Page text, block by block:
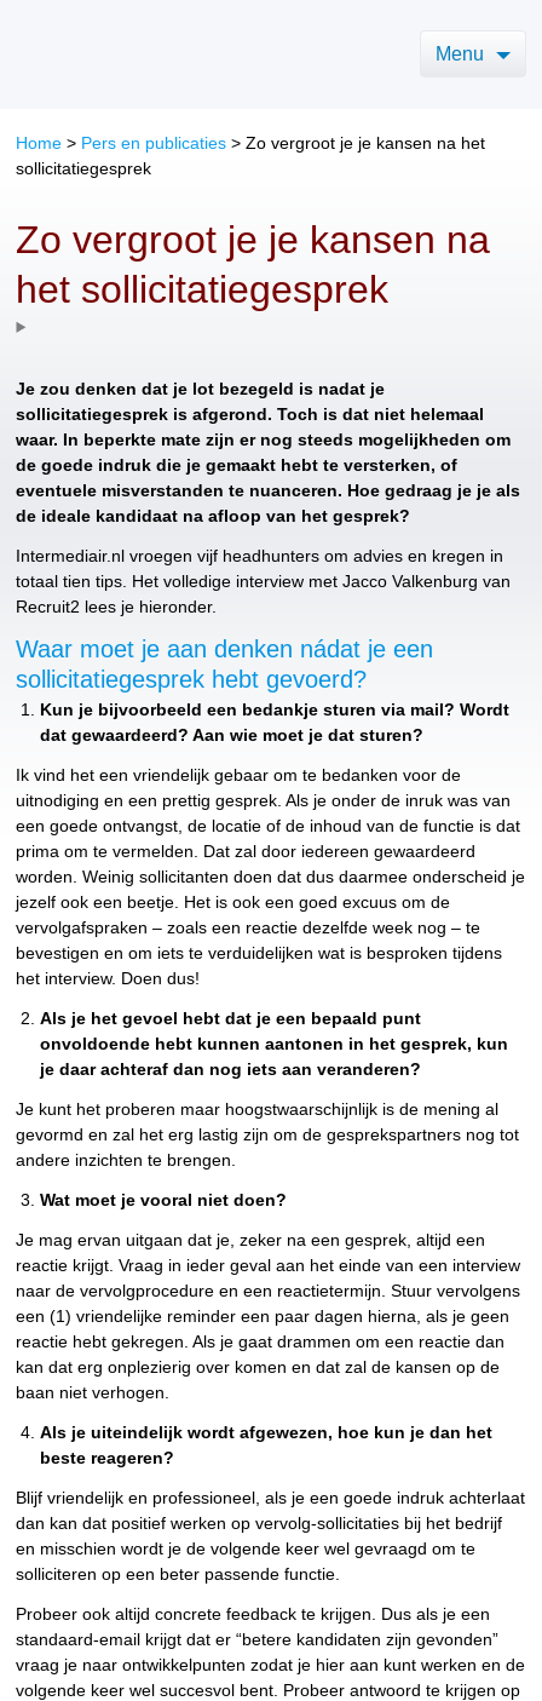
Menu
Home > Pers en publicaties >Zo vergroot je je kansen na het
sollicitatiegesprek
Zo vergroot je je kansen na
het sollicitatiegesprek
Je zou denken dat je lot bezegeld is nadat je
sollicitatiegesprek is afgerond. Toch is dat niet helemaal
waar. In beperkte mate zijn er nog steeds mogelijkheden om
de goede indruk die je gemaakt hebt te versterken, of
eventuele misverstanden te nuanceren. Hoe gedraag je je als
de ideale kandidaat na afloop van het gesprek?
Intermediair.nl vroegen vijf headhunters om advies en kregen in
totaal tien tips. Het volledige interview met Jacco Valkenburg van
Recruit2 lees je hieronder.
Waar moet je aan denken nádat je een
sollicitatiegesprek hebt gevoerd?
Kun je bijvoorbeeld een bedankje sturen via mail? Wordt
dat gewaardeerd? Aan wie moet je dat sturen?
Ik vind het een vriendelijk gebaar om te bedanken voor de
uitnodiging en een prettig gesprek. Als je onder de inruk was van
een goede ontvangst, de locatie of de inhoud van de functie is dat
prima om te vermelden. Dat zal door iedereen gewaardeerd
worden. Weinig sollicitanten doen dat dus daarmee onderscheid je
jezelf ook een beetje. Het is ook een goed excuus om de
vervolgafspraken – zoals een reactie dezelfde week nog – te
bevestigen en om iets te verduidelijken wat is besproken tijdens
het interview. Doen dus!
Als je het gevoel hebt dat je een bepaald punt
onvoldoende hebt kunnen aantonen in het gesprek, kun
je daar achteraf dan nog iets aan veranderen?
Je kunt het proberen maar hoogstwaarschijnlijk is de mening al
gevormd en zal het erg lastig zijn om de gesprekspartners nog tot
andere inzichten te brengen.
Wat moet je vooral niet doen?
Je mag ervan uitgaan dat je, zeker na een gesprek, altijd een
reactie krijgt. Vraag in ieder geval aan het einde van een interview
naar de vervolgprocedure en een reactietermijn. Stuur vervolgens
een (1) vriendelijke reminder een paar dagen hierna, als je geen
reactie hebt gekregen. Als je gaat drammen om een reactie dan
kan dat erg onplezierig over komen en dat zal de kansen op de
baan niet verhogen.
Als je uiteindelijk wordt afgewezen, hoe kun je dan het
beste reageren?
Blijf vriendelijk en professioneel, als je een goede indruk achterlaat
dan kan dat positief werken op vervolg-sollicitaties bij het bedrijf
en misschien wordt je de volgende keer wel gevraagd om te
solliciteren op een beter passende functie.
Probeer ook altijd concrete feedback te krijgen. Dus als je een
standaard-email krijgt dat er “betere kandidaten zijn gevonden”
vraag je naar ontwikkelpunten zodat je hier aan kunt werken en de
volgende keer wel succesvol bent. Probeer antwoord te krijgen op